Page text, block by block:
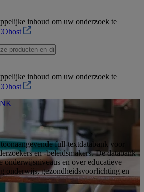
inhoud om uw onderzoek te
inhoud om uw onderzoek te
full-textdatabank voor
en -beleidsmakers. De databank
onderwijsniveaus en over educatieve
onderwijs, gezondheidsvoorlichting en